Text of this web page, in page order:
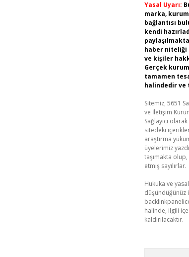
Yasal Uyarı:
marka,
bağlantısı
kendi
haber niteliği
ve kişiler
Gerçek
tamamen
halindedir ve
Sitemiz, 5651
ve İletişim
Sağlayıcı
sitedeki
araştırma
üyelerimiz
taşımakta
etmiş sayılırlar.
Hukuka ve
düşündüğünüz
halinde, ilgili
kaldırılacaktır.